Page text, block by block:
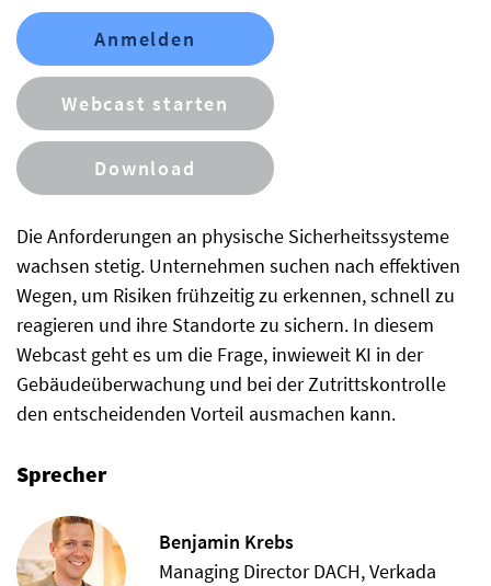
Die Anforderungen an physische Sicherheitssysteme
wachsen stetig. Unternehmen suchen nach effektiven
Wegen, um Risiken frühzeitig zu erkennen, schnell zu
reagieren und ihre Standorte zu sichern. In diesem
Webcast geht es um die Frage, inwieweit KI in der
Gebäudeüberwachung und bei der Zutrittskontrolle
den entscheidenden Vorteil ausmachen kann.
Sprecher
Benjamin Krebs
Managing Director DACH, Verkada
Anmelden
Webcast starten
Download